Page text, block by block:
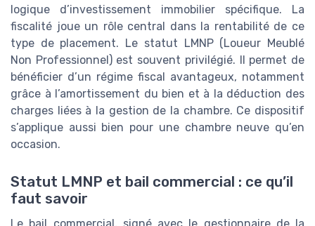
logique d’investissement immobilier spécifique. La
fiscalité joue un rôle central dans la rentabilité de ce
type de placement. Le statut LMNP (Loueur Meublé
Non Professionnel) est souvent privilégié. Il permet de
bénéficier d’un régime fiscal avantageux, notamment
grâce à l’amortissement du bien et à la déduction des
charges liées à la gestion de la chambre. Ce dispositif
s’applique aussi bien pour une chambre neuve qu’en
occasion.
Statut LMNP et bail commercial : ce qu’il
faut savoir